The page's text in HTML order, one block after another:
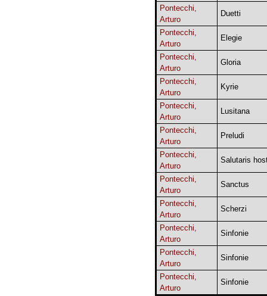
Pontecchi,
Arturo
Duetti
Pontecchi,
Arturo
Elegie
Pontecchi,
Arturo
Gloria
Pontecchi,
Arturo
Kyrie
Pontecchi,
Arturo
Lusitana
Pontecchi,
Arturo
Preludi
Pontecchi,
Arturo
Salutaris
Pontecchi,
Arturo
Sanctus
Pontecchi,
Arturo
Scherzi
Pontecchi,
Arturo
Sinfonie
Pontecchi,
Arturo
Sinfonie
Pontecchi,
Arturo
Sinfonie